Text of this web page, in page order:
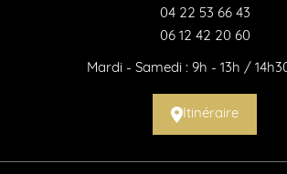
04 22 53 66 43
06 12 42 20 60
Mardi - Samedi : 9h - 13h /
Itinéraire